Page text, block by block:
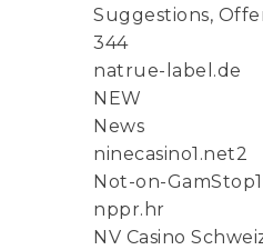
Suggestions,
344
natrue-label.de
NEW
News
ninecasino1.net2
Not-on-GamStop1
nppr.hr
NV Casino